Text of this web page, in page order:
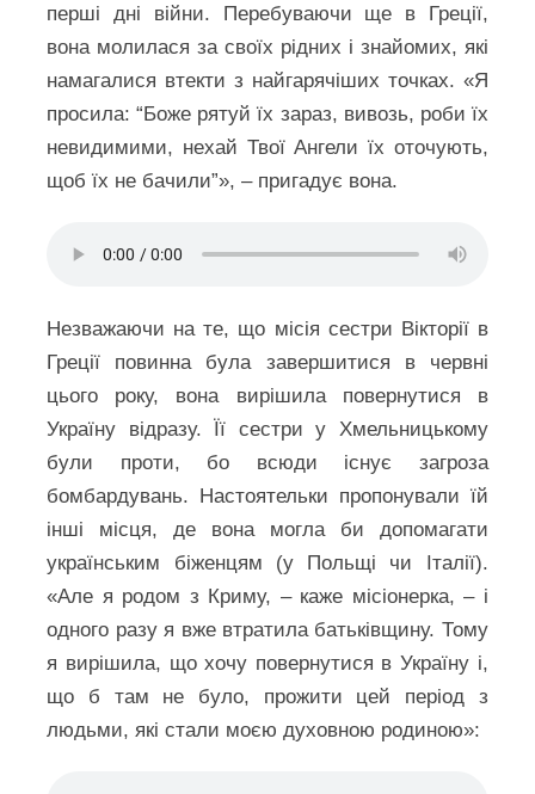
перші дні війни. Перебуваючи ще в Греції,
вона молилася за своїх рідних і знайомих, які
намагалися втекти з найгарячіших точках. «Я
просила: “Боже рятуй їх зараз, вивозь, роби їх
невидимими, нехай Твої Ангели їх оточують,
щоб їх не бачили”», – пригадує вона.
Незважаючи на те, що місія сестри Вікторії в
Греції повинна була завершитися в червні
цього року, вона вирішила повернутися в
Україну відразу. Її сестри у Хмельницькому
були проти, бо всюди існує загроза
бомбардувань. Настоятельки пропонували їй
інші місця, де вона могла би допомагати
українським біженцям (у Польщі чи Італії).
«Але я родом з Криму, – каже місіонерка, – і
одного разу я вже втратила батьківщину. Тому
я вирішила, що хочу повернутися в Україну і,
що б там не було, прожити цей період з
людьми, які стали моєю духовною родиною»: